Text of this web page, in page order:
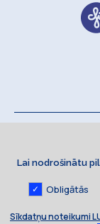
Kontakti
Lai nodrošinātu
Obligātās
Sīkdatņu noteikumi